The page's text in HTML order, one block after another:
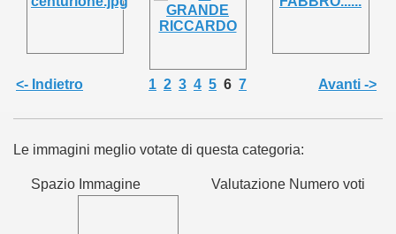
<- Indietro 1 2 3 4 5 6 7 Avanti ->
Le immagini meglio votate di questa categoria:
Spazio Immagine Valutazione Numero voti